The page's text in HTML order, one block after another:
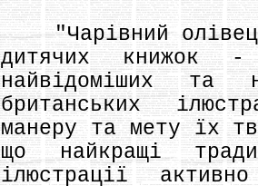
"Чарівний
дитячих книжок
найвідоміших та
британських
манеру та мету їх
що найкращі
ілюстрації